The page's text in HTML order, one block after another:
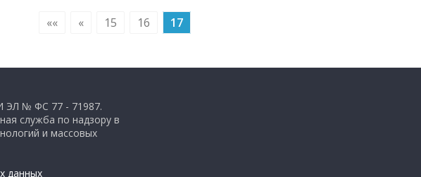
«« « 15 16 17
ЭЛ № ФС 77 - 71987.
служба по надзору в
и массовых
данных